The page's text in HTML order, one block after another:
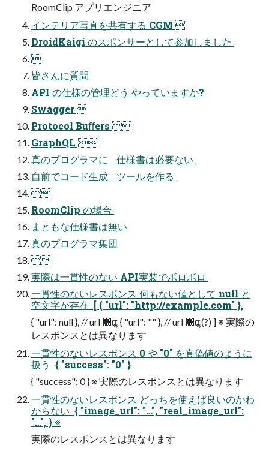
RoomClip アプリエンジニア 
インテリア写真を共有する CGM 
DroidKaigi のスポンサーとして参加しました 

皆さんに質問 
API の仕様の管理どう やっていますか? 
Swagger 
Protocol Buﬀers 
GraphQL 
真のプログラマに 仕様書は必要ない 
⾃前でコード⽣成 ツールを作る 

RoomClip の場合 
まともな仕様書は無い 
真のプログラマ集団 

実際は⼀貫性のない API実装でボロボロ 
⼀貫性のないレスポンス 何もない値として null と
空⽂字が存在  [ { "url": "http://example.com" },
{ "url": null }, // url ͸ແ͍ { "url": "" }, // url ͸ແ͍(?) ] ※ 実際の
レスポンスとは異なります
⼀貫性のないレスポンス 0 や "0" を真偽値のように
扱う  { "success": "0" }
{ "success": 0 } ※ 実際のレスポンスとは異なります
⼀貫性のないレスポンス どっちを使えば良いのかわ
からない  { "image_url": "…", "real_image_url":
"…", } ※
実際のレスポンスとは異なります